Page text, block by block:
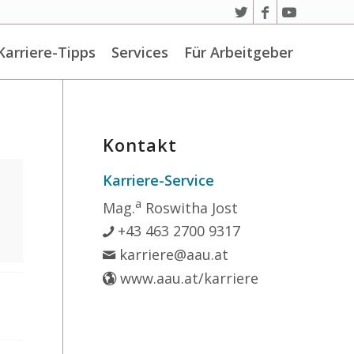
Tipps Services Für Arbeitgeber
Kontakt
Karriere-Service
Mag.a Roswitha Jost
+43 463 2700 9317
karriere@aau.at
www.aau.at/karriere